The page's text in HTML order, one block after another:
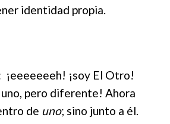
identidad propia.
¡soy El Otro!
uno, pero diferente! Ahora
de uno; sino junto a él.